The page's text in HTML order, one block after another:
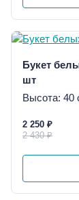
Букет
шт
Высота: 40
2 250 ₽
2 430 ₽